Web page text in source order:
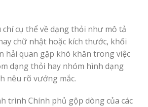
chí cụ thể về dạng thỏi như mô tả
chữ nhật hoặc kích thước, khối
hải quan gặp khó khăn trong việc
dạng thỏi hay nhóm hình dạng
nêu rõ vướng mắc.
trình Chính phủ gộp dòng của các